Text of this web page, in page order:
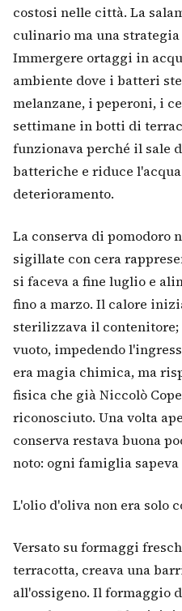
costosi nelle città. La
culinario ma una
Immergere ortaggi in
ambiente dove i batteri
melanzane, i peperoni, i
settimane in botti di
funzionava perché il sale
batteriche e riduce
deterioramento.
La conserva di pomodoro
sigillate con cera
si faceva a fine luglio e
fino a marzo. Il calore
sterilizzava il
vuoto, impedendo
era magia chimica, ma
fisica che già Niccolò
riconosciuto. Una volta
conserva restava buona
noto: ogni famiglia sapeva
L'olio d'oliva non era solo
Versato su formaggi
terracotta, creava una
all'ossigeno. Il formaggio